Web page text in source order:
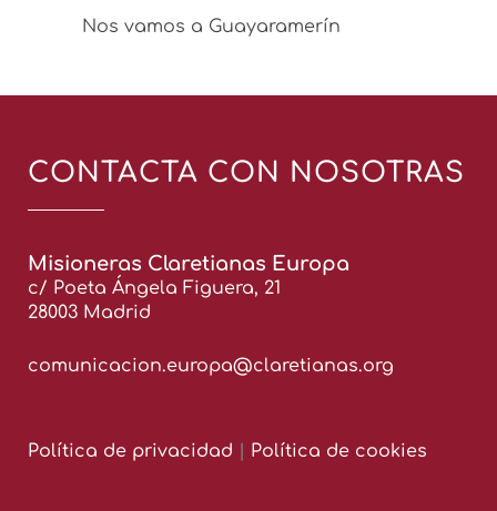
Nos vamos a Guayaramerín
CONTACTA CON NOSOTRAS
Misioneras Claretianas Europa
c/ Poeta Ángela Figuera, 21
28003 Madrid
comunicacion.europa@claretianas.org
Política de privacidad Política de cookies